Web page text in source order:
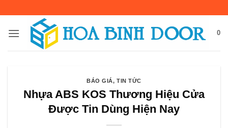
nội
0
BÁO GIÁ,TIN TỨC
Nhựa ABS KOS Thương Hiệu Cửa
Được Tin Dùng Hiện Nay